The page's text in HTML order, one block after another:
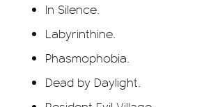
In Silence.
Labyrinthine.
Phasmophobia.
Dead by Daylight.